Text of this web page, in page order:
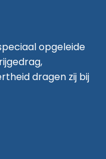
opgeleide
dragen zij bij